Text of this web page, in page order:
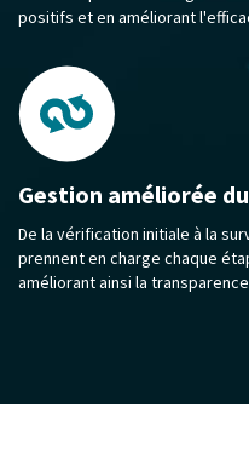
positifs et en améliorant
Gestion améliorée
De la vérification initiale à la
prennent en charge chaque
améliorant ainsi la